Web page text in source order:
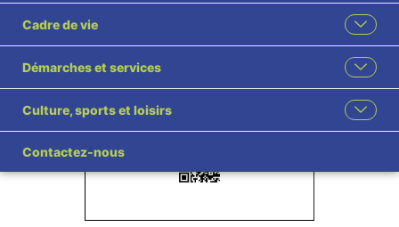
Cadre de vie
Démarches et services
Culture, sports et loisirs
Contactez-nous